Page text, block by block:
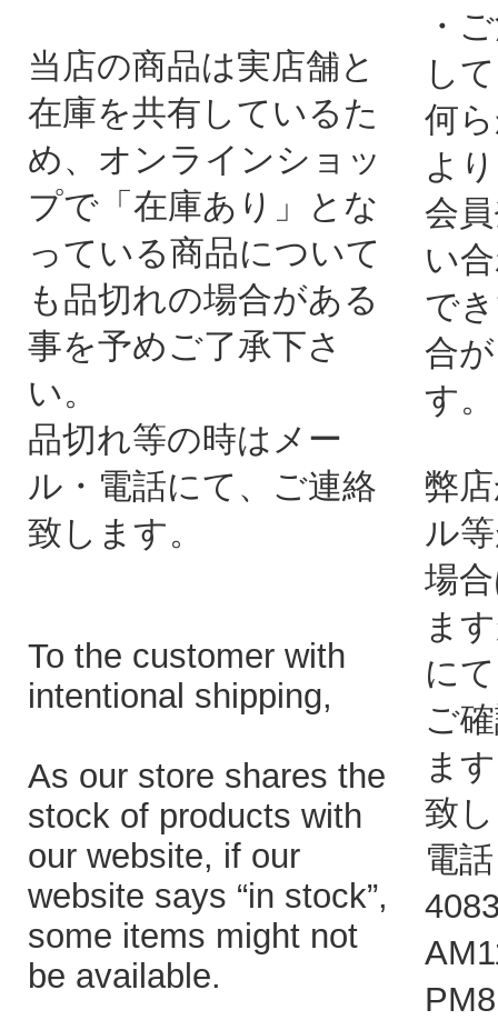
当店の商品は実店舗と
在庫を共有しているた
め、オンラインショッ
プで「在庫あり」とな
っている商品について
も品切れの場合がある
事を予めご了承下さ
い。
品切れ等の時はメー
ル・電話にて、ご連絡
致します。
To the customer with
intentional shipping,
As our store shares the
stock of products with
our website, if our
website says “in stock”,
some items might not
be available.
・
し
何
よ
会
い
で
合
す。
弊
ル
場
ま
に
ご
ま
致
電